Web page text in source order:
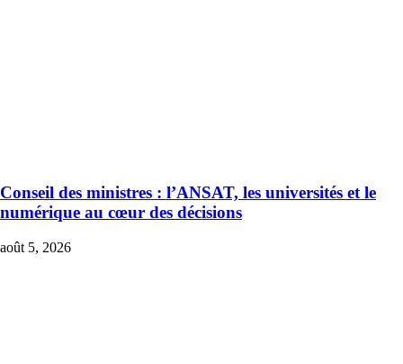
Conseil des ministres : l’ANSAT, les universités et le
numérique au cœur des décisions
août 5, 2026